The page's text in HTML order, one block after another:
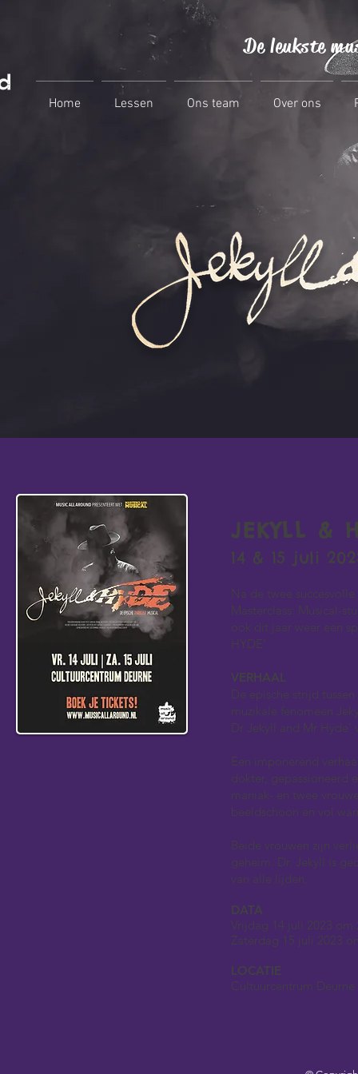
De leukste
Home Lessen Ons team Over ons
JEKYLL &
14 & 15 juli
Na de twee succesvolle
Masterclass: Musical-
ook dit jaar weer een
HYDE'
VERHAAL
De epische strijd
muzikale fenomeen
Dr Jekyll and Mr Hyde'
Een imponerend
dokter, gepassioneerd
maniak- en twee
beeldschoon en vol
Beide vrouwen zijn
geheim. Dr. Jekyll is
van alle lijden.
DATA
Vrijdag 14 juli 2023 om
Zaterdag 15 juli 2023
LOCATIE
Cultuurcentrum Deurne